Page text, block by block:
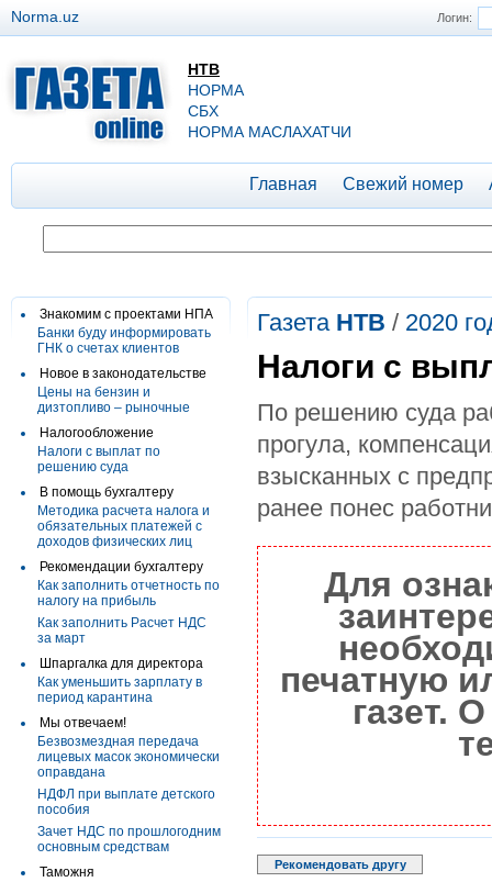
Логин:
Norma.uz
НТВ
НОРМА
СБХ
НОРМА МАСЛАХАТЧИ
Главная Свежий номер
Знакомим с проектами НПА
Банки буду информировать
ГНК о счетах клиентов
Новое в законодательстве
Цены на бензин и
дизтопливо – рыночные
Налогообложение
Налоги с выплат по
решению суда
В помощь бухгалтеру
Методика расчета налога и
обязательных платежей с
доходов физических лиц
Рекомендации бухгалтеру
Как заполнить отчетность по
налогу на прибыль
Как заполнить Расчет НДС
за март
Шпаргалка для директора
Как уменьшить зарплату в
период карантина
Мы отвечаем!
Безвозмездная передача
лицевых масок экономически
оправдана
НДФЛ при выплате детского
пособия
Зачет НДС по прошлогодним
основным средствам
Таможня
Газета НТВ / 2020
Налоги с
По решению суда
прогула,
взысканных с
ранее понес
Для
печатную
газет.
Рекомендовать другу